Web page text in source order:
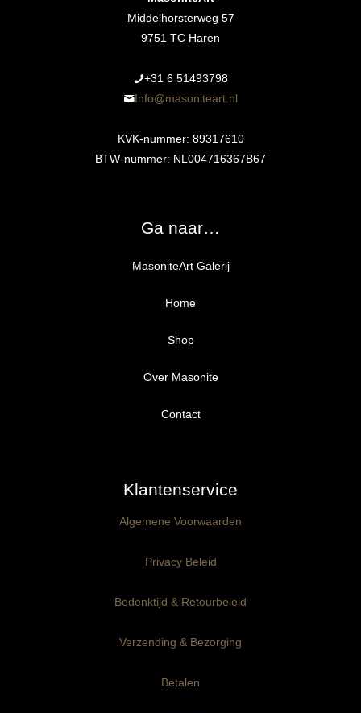
Middelhorsterweg 57
9751 TC Haren
+31 6 51493798‬
Info@masoniteart.nl
KVK-nummer: 89317610
BTW-nummer: NL004716367B67
Ga naar…
MasoniteArt Galerij
Home
Shop
Alle producten
Proefpakket
3mm dik
6mm dik
Kant-en-Klaar panelen
3mm dik
6mm dik
Ophangklaar panelen
Maatwerk
Over Masonite
Contact
Klantenservice
Algemene Voorwaarden
Privacy Beleid
Bedenktijd & Retourbeleid
Verzending & Bezorging
Betalen